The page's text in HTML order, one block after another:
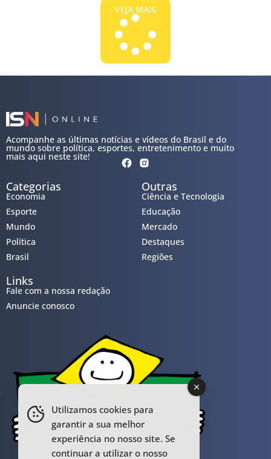
VEJA MAIS
Acompanhe as últimas notícias e vídeos do Brasil e do
mundo sobre política, esportes, entretenimento e muito
mais aqui neste site!
Categorias
Economia
Esporte
Mundo
Política
Brasil
Outras
Ciência e Tecnologia
Educação
Mercado
Destaques
Regiões
Links
Fale com a nossa redação
Anuncie conosco
Utilizamos cookies para
garantir a sua melhor
experiência no nosso site. Se
continuar a utilizar o nosso